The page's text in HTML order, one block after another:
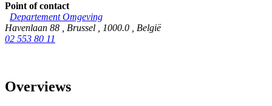
Point of contact
Departement Omgeving
Havenlaan 88
Brussel 1000.0
België
02 553 80 11
Overviews